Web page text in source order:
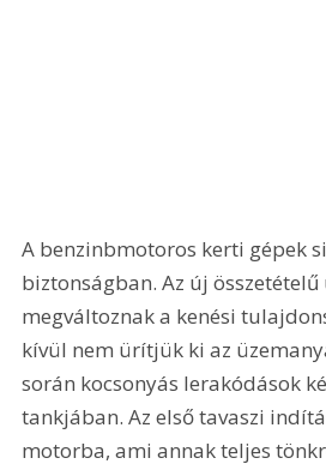
A benzinbmotoros kerti gépek
biztonságban. Az új
megváltoznak a kenési
kívül nem ürítjük ki az
során kocsonyás lerakódások
tankjában. Az első tavaszi
motorba, ami annak teljes